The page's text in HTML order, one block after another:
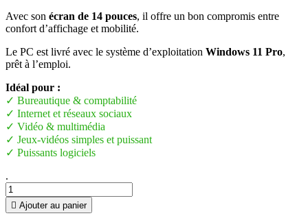
Avec son écran de 14 pouces, il offre un bon compromis entre
confort d’affichage et mobilité.
Le PC est livré avec le système d’exploitation Windows 11 Pro,
prêt à l’emploi.
Idéal pour :
✓ Bureautique & comptabilité
✓ Internet et réseaux sociaux
✓ Vidéo & multimédia
✓ Jeux-vidéos simples et puissant
✓ Puissants logiciels
.
 Ajouter au panier